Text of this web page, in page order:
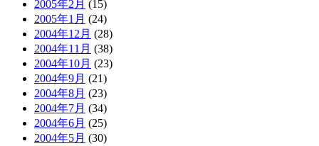
2005年2月 (15)
2005年1月 (24)
2004年12月 (28)
2004年11月 (38)
2004年10月 (23)
2004年9月 (21)
2004年8月 (23)
2004年7月 (34)
2004年6月 (25)
2004年5月 (30)